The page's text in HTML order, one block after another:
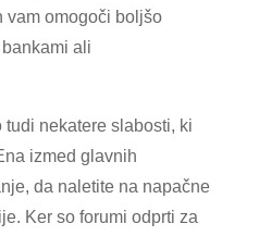
vam omogoči boljšo
ali
nekatere slabosti, ki
izmed glavnih
da naletite na napačne
Ker so forumi odprti za